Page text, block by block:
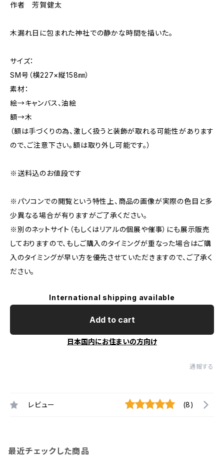
作者 芳賀健太
木漏れ日に包まれた神社での静かな時間を描いた。
サイズ：
SM号（横227×縦158㎜）
素材：
絵→キャンバス、油絵
額→木
（額は手づくりの為、激しく扱うと装飾が取れる可能性があります
ので、ご注意下さい。額は取り外し可能です。）
※送料込のお値段です
※パソコンでの閲覧という特性上、商品の画像が実際の色目と多
少異なる場合が有りますがご了承ください。
※別のネットサイト（もしくはリアルの個展や催事）にも展示販売
しておりますので、もしご購入のタイミングが重なった場合はご購
入のタイミングが早い方を優先させていただきますので、ご了承く
ださい。
International shipping available
Add to cart
日本国内にお住まいの方向け
通報する
レビュー (8)
最近チェックした商品